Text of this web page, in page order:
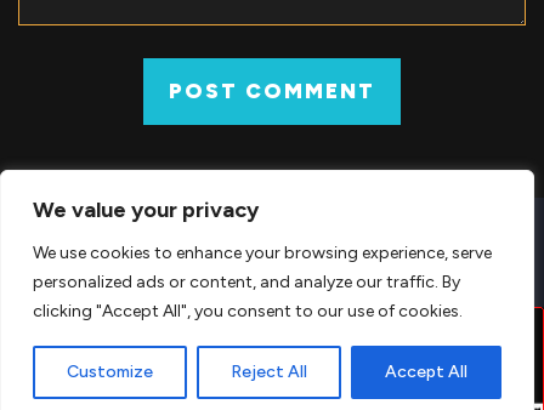
We value your privacy
We use cookies to enhance your browsing experience, serve
personalized ads or content, and analyze our traffic. By
clicking "Accept All", you consent to our use of cookies.
Customize Reject All Accept All
EN